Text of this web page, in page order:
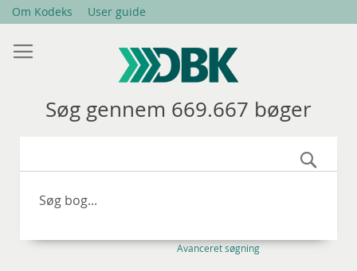
Skip
Content
Om Kodeks User guide
Søg gennem 669.667 bøger
Avanceret søgning